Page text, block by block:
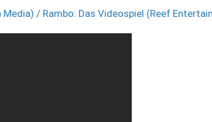
/ Rambo: Das Videospiel (Reef